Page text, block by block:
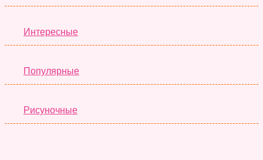
Интересные
Популярные
Рисуночные